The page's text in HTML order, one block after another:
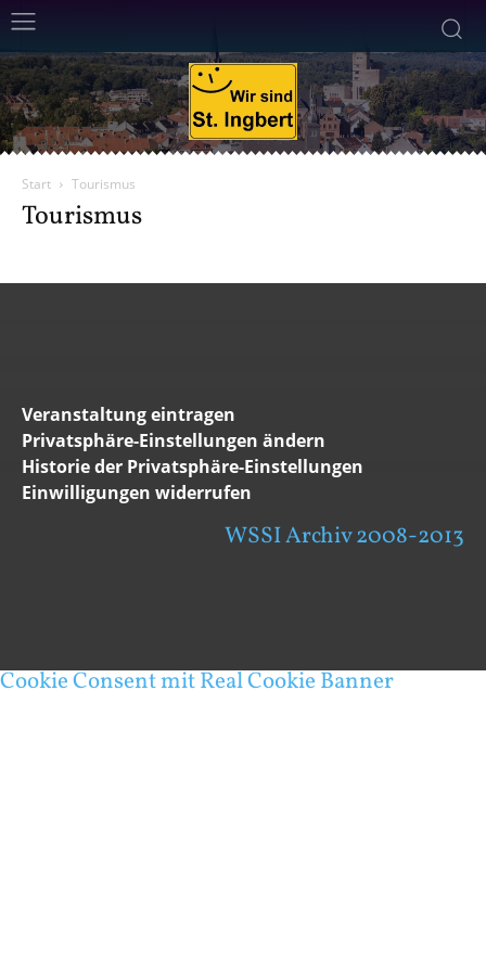
Start Tourismus
Tourismus
Veranstaltung eintragen
Privatsphäre-Einstellungen ändern
Historie der Privatsphäre-Einstellungen
Einwilligungen widerrufen
WSSI Archiv 2008-2013
Cookie Consent mit Real Cookie Banner